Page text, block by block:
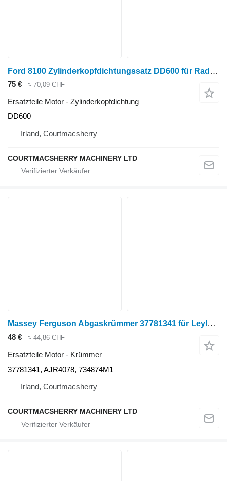
Ford 8100 Zylinderkopfdichtungssatz DD600 für Radtraktor
75 € ≈ 70,09 CHF
Ersatzteile Motor - Zylinderkopfdichtung
DD600
Irland, Courtmacsherry
COURTMACSHERRY MACHINERY LTD
Massey Ferguson Abgaskrümmer 37781341 für Leyland 100, 200er Serie, 30e, 40e für Radtraktor
48 € ≈ 44,86 CHF
Ersatzteile Motor - Krümmer
37781341, AJR4078, 734874M1
Irland, Courtmacsherry
COURTMACSHERRY MACHINERY LTD